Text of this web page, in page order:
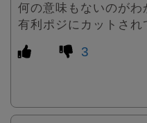
何の意味もないのがわ
有利ポジにカットさ
3